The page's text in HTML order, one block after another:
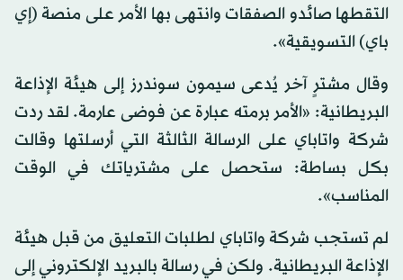
التقطها صائدو الصفقات وانتهى بها الأمر على منصة (إي
باي) التسويقية».
وقال مشترٍ آخر يُدعى سيمون سوندرز إلى هيئة الإذاعة
البريطانية: «الأمر برمته عبارة عن فوضى عارمة. لقد ردت
شركة واتاباي على الرسالة الثالثة التي أرسلتها وقالت
بكل بساطة: ستحصل على مشترياتك في الوقت
المناسب».
لم تستجب شركة واتاباي لطلبات التعليق من قبل هيئة
الإذاعة البريطانية. ولكن في رسالة بالبريد الإلكتروني إلى